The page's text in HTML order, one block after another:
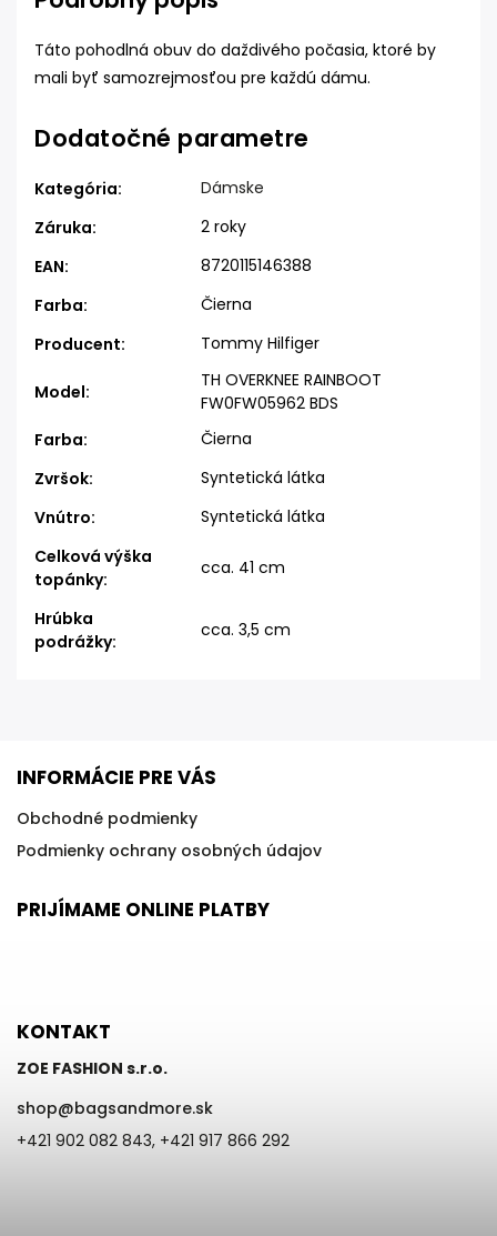
Táto pohodlná obuv do daždivého počasia, ktoré by
mali byť samozrejmosťou pre každú dámu.
Dodatočné parametre
Kategória:
Dámske
Záruka:
2 roky
EAN:
8720115146388
Farba:
Čierna
Producent: Tommy Hilfiger
Model:
TH OVERKNEE RAINBOOT
FW0FW05962 BDS
Farba:
Čierna
Zvršok:
Syntetická látka
Vnútro:
Syntetická látka
Celková výška
topánky:
cca. 41 cm
Hrúbka
podrážky:
cca. 3,5 cm
INFORMÁCIE PRE VÁS
Obchodné podmienky
Podmienky ochrany osobných údajov
PRIJÍMAME ONLINE PLATBY
KONTAKT
ZOE FASHION s.r.o.
shop@bagsandmore.sk
+421 902 082 843, +421 917 866 292